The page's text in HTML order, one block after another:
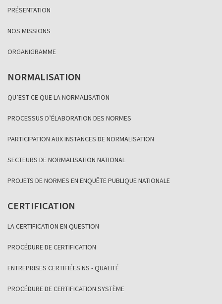
PRÉSENTATION
NOS MISSIONS
ORGANIGRAMME
NORMALISATION
QU’EST CE QUE LA NORMALISATION
PROCESSUS D’ÉLABORATION DES NORMES
PARTICIPATION AUX INSTANCES DE NORMALISATION
SECTEURS DE NORMALISATION NATIONAL
PROJETS DE NORMES EN ENQUÊTE PUBLIQUE NATIONALE
CERTIFICATION
LA CERTIFICATION EN QUESTION
PROCÉDURE DE CERTIFICATION
ENTREPRISES CERTIFIÉES NS - QUALITÉ
PROCÉDURE DE CERTIFICATION SYSTÈME